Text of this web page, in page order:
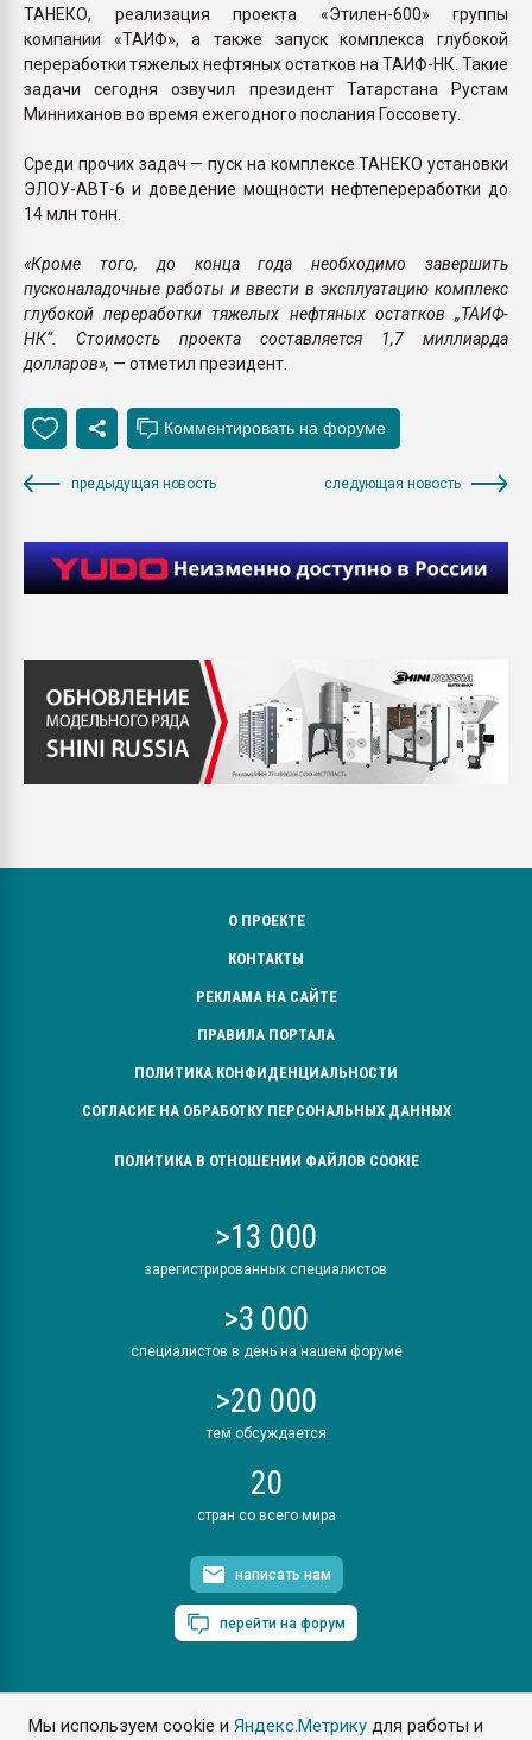
Мы используем cookie иЯндекс.Метрику для работы и
ТАНЕКО, реализация проекта «Этилен-600» группы
компании «ТАИФ», а также запуск комплекса глубокой
переработки тяжелых нефтяных остатков на ТАИФ-НК. Такие
задачи сегодня озвучил президент Татарстана Рустам
Минниханов во время ежегодного послания Госсовету.
Среди прочих задач — пуск на комплексе ТАНЕКО установки
ЭЛОУ-АВТ-6 и доведение мощности нефтепереработки до
14 млн тонн.
«Кроме того, до конца года необходимо завершить
пусконаладочные работы и ввести в эксплуатацию комплекс
глубокой переработки тяжелых нефтяных остатков „ТАИФ-
НК“. Стоимость проекта составляется 1,7 миллиарда
долларов», — отметил президент.
предыдущая новость следующая новость
О ПРОЕКТЕ
КОНТАКТЫ
РЕКЛАМА НА САЙТЕ
ПРАВИЛА ПОРТАЛА
ПОЛИТИКА КОНФИДЕНЦИАЛЬНОСТИ
СОГЛАСИЕ НА ОБРАБОТКУ ПЕРСОНАЛЬНЫХ ДАННЫХ
ПОЛИТИКА В ОТНОШЕНИИ ФАЙЛОВ COOKIE
>13 000
зарегистрированных специалистов
>3 000
специалистов в день на нашем форуме
>20 000
тем обсуждается
20
стран со всего мира
написать нам
перейти на форум
ПластЭксперт © 2006. Все права защищены